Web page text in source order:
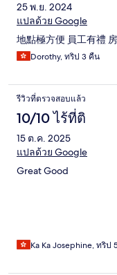
25 พ.ย. 2024
แปลด้วย Google
地點極方便 員工有禮
Dorothy, ทริป 3 คืน
รีวิวที่ตรวจสอบแล้ว
10/10 ไร้ที่ติ
15 ต.ค. 2025
แปลด้วย Google
Great Good
Ka Ka Josephine, ทริป